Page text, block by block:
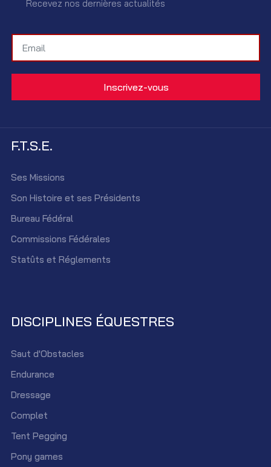
Recevez nos dernières actualités
F.T.S.E.
Ses Missions
Son Histoire et ses Présidents
Bureau Fédéral
Commissions Fédérales
Statûts et Réglements
DISCIPLINES ÉQUESTRES
Saut d'Obstacles
Endurance
Dressage
Complet
Tent Pegging
Pony games